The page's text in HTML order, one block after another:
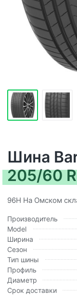
Шина
205/60
96H На Омском
Производитель
Model
Ширина
Сезон
Тип шины
Профиль
Диаметр
Срок доставки